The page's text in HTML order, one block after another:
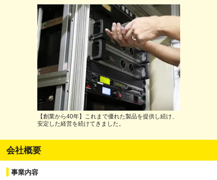
【創業から40年】これまで優れた製品を提供し続け、
安定した経営を続けてきました。
会社概要
事業内容